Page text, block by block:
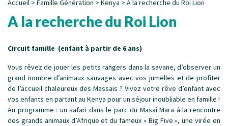
Accueil > Famille Génération > Kenya > A la recherche du Roi Lion
A la recherche du Roi Lion
Circuit famille (enfant à partir de 6 ans)
Vous rêvez de jouer les petits rangers dans la savane, d’observer un
grand nombre d’animaux sauvages avec vos jumelles et de profiter
de l’accueil chaleureux des Massaïs ? Vivez votre rêve d’enfant avec
vos enfants en partant au Kenya pour un séjour inoubliable en famille !
Au programme : un safari dans le parc du Masai Mara à la rencontre
des grands animaux d’Afrique et du fameux « Big Five », une virée en